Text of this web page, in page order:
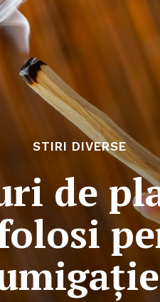
STIRI DIVERSE
de